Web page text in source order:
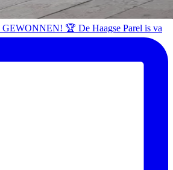
🏆 De Haagse Parel is va